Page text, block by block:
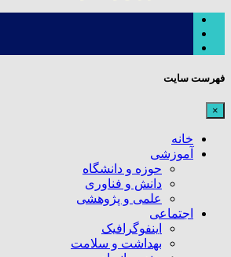
فهرست سایت
×
خانه
آموزشی
حوزه و دانشگاه
دانش و فناوری
علمی و پژوهشی
اجتماعی
اینفوگرافیک
بهداشت و سلامت